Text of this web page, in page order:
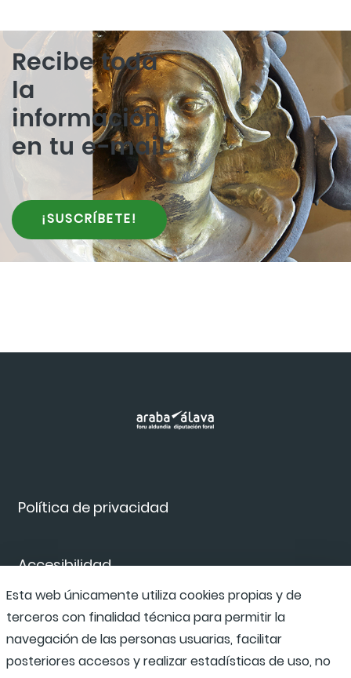
Recibe toda
la
información
en tu e-mail
¡SUSCRÍBETE!
Política de privacidad
Accesibilidad
Canal de denuncias
Esta web únicamente utiliza cookies propias y de
terceros con finalidad técnica para permitir la
navegación de las personas usuarias, facilitar
posteriores accesos y realizar estadísticas de uso, no